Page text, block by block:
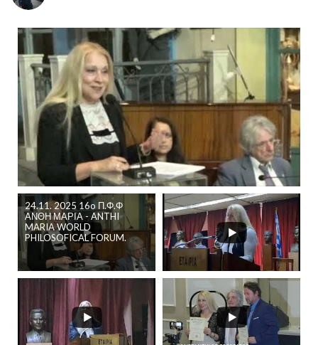
24.11. 2025 16o Π.Φ.Φ
ΑΝΘΗ ΜΑΡΙΑ - ANTHI
MARIA WORLD
PHILOSOFICAL FORUM.